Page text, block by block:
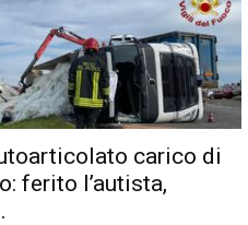
carico di
ferito l’autista,